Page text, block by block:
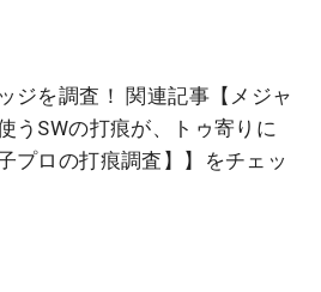
ジを調査！ 関連記事【メジャ
うSWの打痕が、トゥ寄りに
プロの打痕調査】】をチェッ